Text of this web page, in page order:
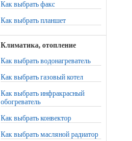
Как выбрать факс
Как выбрать планшет
Климатика, отопление
Как выбрать водонагреватель
Как выбрать газовый котел
Как выбрать инфракрасный
обогреватель
Как выбрать конвектор
Как выбрать масляной радиатор